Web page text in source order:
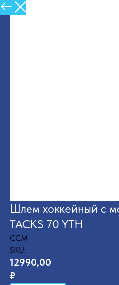
Назад в Каталог
Шлем хоккейный с
TACKS 70 YTH
CCM
SKU:
12990,00
₽